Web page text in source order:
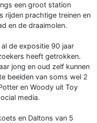
een groot station
prachtige treinen en
en de draaimolen.
de expositie 90 jaar
heeft getrokken.
jong en oud zelf kunnen
beelden van soms wel 2
en Woody uit Toy
media.
en Daltons van 5